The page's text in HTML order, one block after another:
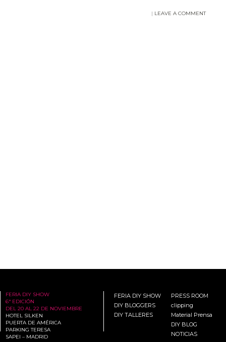
| LEAVE A COMMENT
FERIA DIY SHOW
6ª EDICIÓN
DEL 20 AL 22 DE NOVIEMBRE
HOTEL SILKEN
PUERTA DE AMÉRICA
PARKING TERESA
SAPEI – MADRID
FERIA DIY SHOW
DIY BLOGGERS
DIY TALLERES
PRESS ROOM
clipping
Material Prensa
DIY BLOG
NOTICIAS